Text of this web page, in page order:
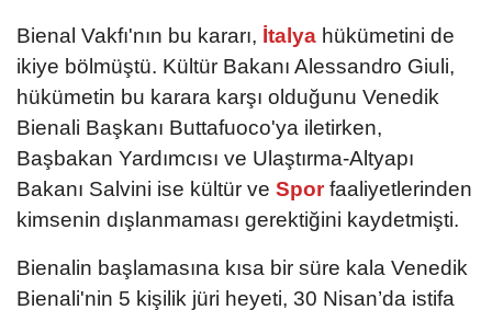
Bienal Vakfı'nın bu kararı, İtalya hükümetini de
ikiye bölmüştü. Kültür Bakanı Alessandro Giuli,
hükümetin bu karara karşı olduğunu Venedik
Bienali Başkanı Buttafuoco'ya iletirken,
Başbakan Yardımcısı ve Ulaştırma-Altyapı
Bakanı Salvini ise kültür ve Sporfaaliyetlerinden
kimsenin dışlanmaması gerektiğini kaydetmişti.
Bienalin başlamasına kısa bir süre kala Venedik
Bienali'nin 5 kişilik jüri heyeti, 30 Nisan’da istifa